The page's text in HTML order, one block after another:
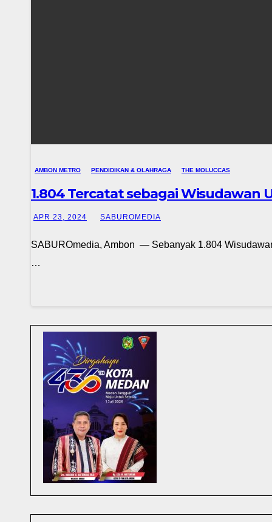
AMBON METRO PENDIDIKAN & OLAHRAGA THE MOLUCCAS
1.804 Tercatat sebagai Wisudawan
APR 23, 2024 SABUROMEDIA
SABUROmedia, Ambon — Sebanyak 1.804
…